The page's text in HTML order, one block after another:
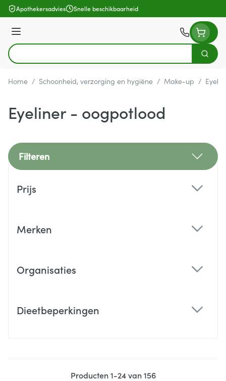
Ga naar de inhoud
Apothekersadvies Snelle beschikbaarheid
Menu
Product, merk, categorie...
Zoek
Home / Schoonheid, verzorging en hygiëne / Make-up /
Eyeliner - oogpotlood
Filteren
Prijs
Merken
Organisaties
Dieetbeperkingen
Producten1-24van156